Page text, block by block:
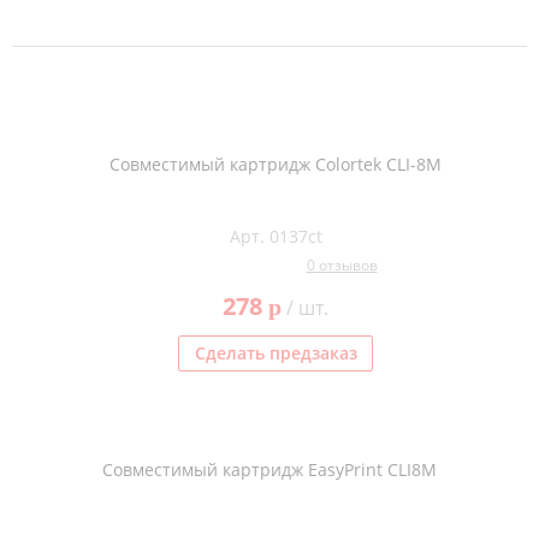
Совместимый картридж Colortek CLI-8M
Арт. 0137ct
0 отзывов
278 p/ шт.
Сделать предзаказ
Совместимый картридж EasyPrint CLI8M